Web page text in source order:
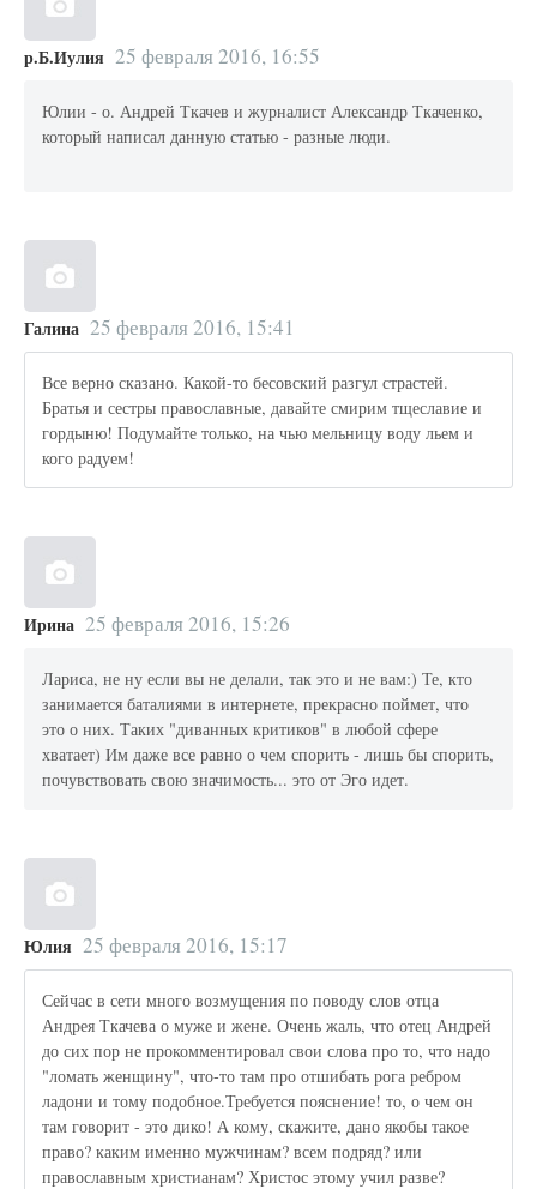
р.Б.Иулия 25 февраля 2016, 16:55
Юлии - о. Андрей Ткачев и журналист Александр Ткаченко,
который написал данную статью - разные люди.
Галина 25 февраля 2016, 15:41
Все верно сказано. Какой-то бесовский разгул страстей.
Братья и сестры православные, давайте смирим тщеславие и
гордыню! Подумайте только, на чью мельницу воду льем и
кого радуем!
Ирина 25 февраля 2016, 15:26
Лариса, не ну если вы не делали, так это и не вам:) Те, кто
занимается баталиями в интернете, прекрасно поймет, что
это о них. Таких "диванных критиков" в любой сфере
хватает) Им даже все равно о чем спорить - лишь бы спорить,
почувствовать свою значимость... это от Эго идет.
Юлия 25 февраля 2016, 15:17
Сейчас в сети много возмущения по поводу слов отца
Андрея Ткачева о муже и жене. Очень жаль, что отец Андрей
до сих пор не прокомментировал свои слова про то, что надо
"ломать женщину", что-то там про отшибать рога ребром
ладони и тому подобное.Требуется пояснение! то, о чем он
там говорит - это дико! А кому, скажите, дано якобы такое
право? каким именно мужчинам? всем подряд? или
православным христианам? Христос этому учил разве?